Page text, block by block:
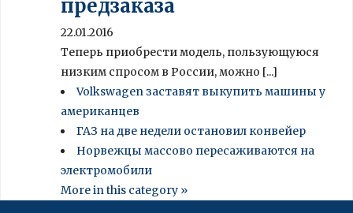
предзаказа
22.01.2016
Теперь приобрести модель, пользующуюся
низким спросом в России, можно [...]
Volkswagen заставят выкупить машины у
американцев
ГАЗ на две недели остановил конвейер
Норвежцы массово пересаживаются на
электромобили
More in this category »